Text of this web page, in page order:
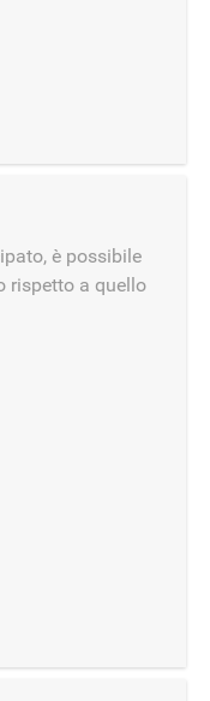
è possibile
rispetto a quello